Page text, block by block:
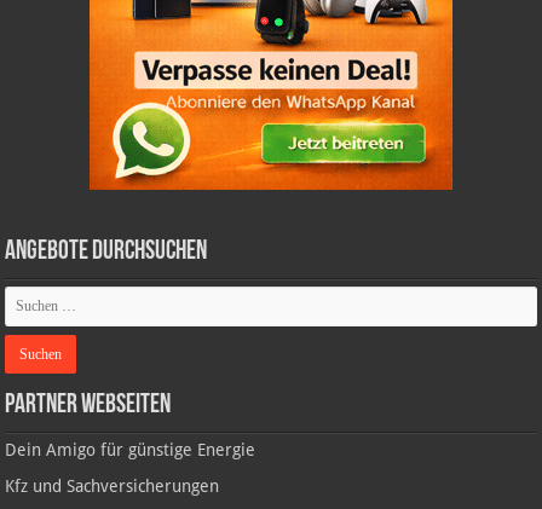
Angebote durchsuchen
Partner Webseiten
Dein Amigo für günstige Energie
Kfz und Sachversicherungen